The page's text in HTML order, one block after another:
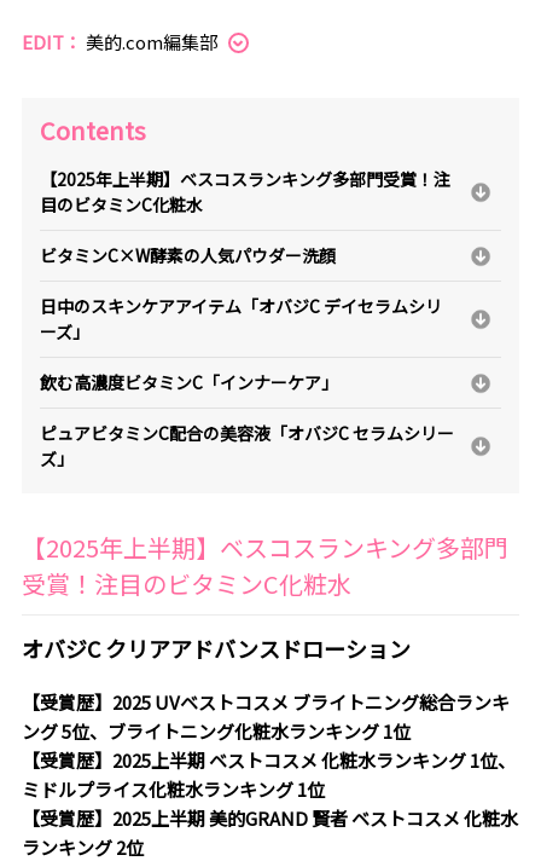
EDIT： 美的.com編集部
Contents
【2025年上半期】ベスコスランキング多部門受賞！注
目のビタミンC化粧水
ビタミンC×W酵素の人気パウダー洗顔
日中のスキンケアアイテム「オバジC デイセラムシリ
ーズ」
飲む高濃度ビタミンC「インナーケア」
ピュアビタミンC配合の美容液「オバジC セラムシリー
ズ」
【2025年上半期】ベスコスランキング多部門
受賞！注目のビタミンC化粧水
オバジC クリアアドバンスドローション
【受賞歴】2025 UVベストコスメ ブライトニング総合ランキ
ング 5位、ブライトニング化粧水ランキング 1位
【受賞歴】2025上半期 ベストコスメ 化粧水ランキング 1位、
ミドルプライス化粧水ランキング 1位
【受賞歴】2025上半期 美的GRAND 賢者 ベストコスメ 化粧水
ランキング 2位